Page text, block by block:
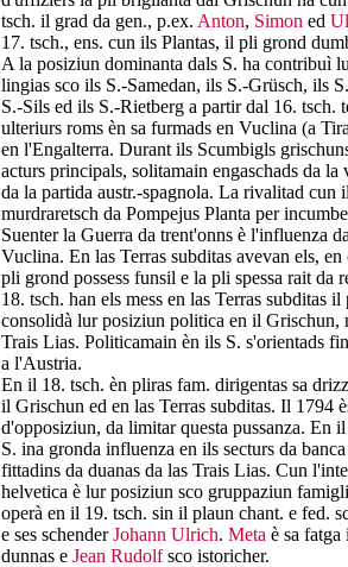
tsch. il grad da gen., p.ex. Anton, Simon ed
17. tsch., ens. cun ils Plantas, il pli grond
A la posiziun dominanta dals S. ha contribuì
lingias sco ils S.-Samedan, ils S.-Grüsch, ils
S.-Sils ed ils S.-Rietberg a partir dal 16.
ulteriurs roms èn sa furmads en Vuclina (a
en l'Engalterra. Durant ils Scumbigls
acturs principals, solitamain engaschads da
da la partida austr.-spagnola. La rivalitad cun
murdraretsch da Pompejus Planta per
Suenter la Guerra da trent'onns è l'influenza
Vuclina. En las Terras subditas avevan els,
pli grond possess funsil e la pli spessa rait da
18. tsch. han els mess en las Terras subditas
consolidà lur posiziun politica en il Grischun,
Trais Lias. Politicamain èn ils S. s'orientads
a l'Austria.
En il 18. tsch. èn pliras fam. dirigentas sa
il Grischun ed en las Terras subditas. Il 1794
d'opposiziun, da limitar questa pussanza. En
S. ina gronda influenza en ils secturs da
fittadins da duanas da las Trais Lias. Cun
helvetica è lur posiziun sco gruppaziun
operà en il 19. tsch. sin il plaun chant. e fed.
e ses schenderJohann Ulrich. Meta è sa fatga
dunnas e Jean Rudolfsco istoricher.